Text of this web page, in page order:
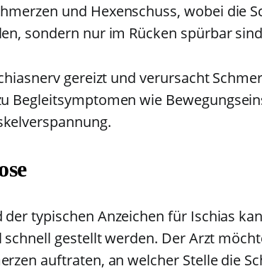
und Hexenschuss, wobei die
sondern nur im Rücken spürbar
gereizt und verursacht
Begleitsymptomen wie
typischen Anzeichen für Ischias
schnell gestellt werden. Der Arzt
auftraten, an welcher Stelle die